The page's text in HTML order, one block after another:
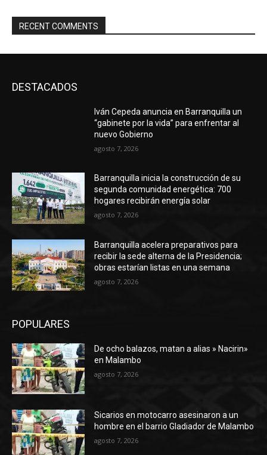
RECENT COMMENTS
DESTACADOS
Iván Cepeda anuncia en Barranquilla un
“gabinete por la vida” para enfrentar al
nuevo Gobierno
agosto 7, 2026
Barranquilla inicia la construcción de su
segunda comunidad energética: 700
hogares recibirán energía solar
agosto 7, 2026
Barranquilla acelera preparativos para
recibir la sede alterna de la Presidencia;
obras estarían listas en una semana
agosto 7, 2026
POPULARES
De ocho balazos, matan a alias » Nacirin»
en Malambo
agosto 7, 2026
Sicarios en motocarro asesinaron a un
hombre en el barrio Gladiador de Malambo
agosto 7, 2026